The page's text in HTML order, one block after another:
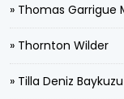
» Thomas Garrigue
» Thornton Wilder
» Tilla Deniz Baykuzu